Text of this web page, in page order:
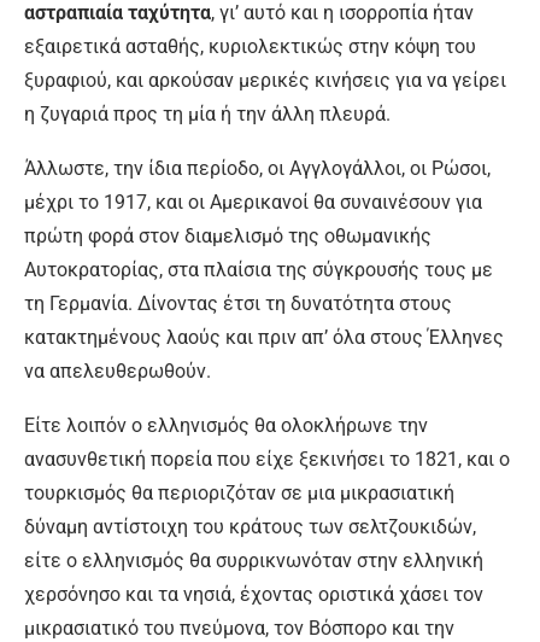
αστραπιαία ταχύτητα, γι’ αυτό και η ισορροπία ήταν
εξαιρετικά ασταθής, κυριολεκτικώς στην κόψη του
ξυραφιού, και αρκούσαν μερικές κινήσεις για να γείρει
η ζυγαριά προς τη μία ή την άλλη πλευρά.
Άλλωστε, την ίδια περίοδο, οι Αγγλογάλλοι, οι Ρώσοι,
μέχρι το 1917, και οι Αμερικανοί θα συναινέσουν για
πρώτη φορά στον διαμελισμό της οθωμανικής
Αυτοκρατορίας, στα πλαίσια της σύγκρουσής τους με
τη Γερμανία. Δίνοντας έτσι τη δυνατότητα στους
κατακτημένους λαούς και πριν απ’ όλα στους Έλληνες
να απελευθερωθούν.
Είτε λοιπόν ο ελληνισμός θα ολοκλήρωνε την
ανασυνθετική πορεία που είχε ξεκινήσει το 1821, και ο
τουρκισμός θα περιοριζόταν σε μια μικρασιατική
δύναμη αντίστοιχη του κράτους των σελτζουκιδών,
είτε ο ελληνισμός θα συρρικνωνόταν στην ελληνική
χερσόνησο και τα νησιά, έχοντας οριστικά χάσει τον
μικρασιατικό του πνεύμονα, τον Βόσπορο και την